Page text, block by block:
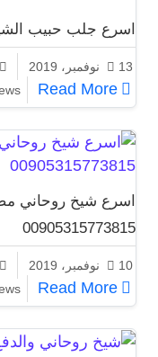
اسرع جلب حبيب الشيخ
13 نوفمبر، 2019
Read More
اسرع جلب حبيب الشيخ
اسرع شيخ روحاني
00905315773815
10 نوفمبر، 2019
Read More
اسرع شيخ روحاني مضمون